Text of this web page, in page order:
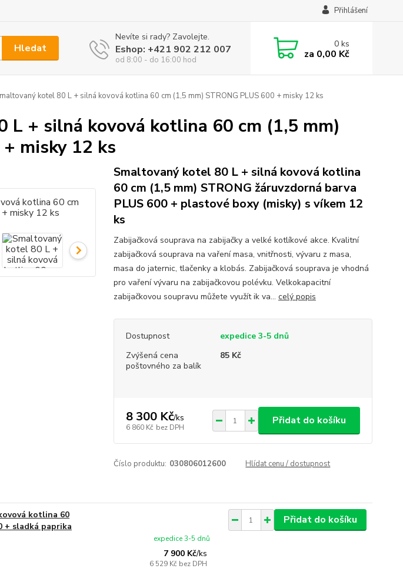
Přihlášení
Hledat
Nevíte si rady? Zavolejte.
Eshop: +421 902 212 007
od 8:00 - do 16:00 hod
0ks
za 0,00 Kč
kotel 80 L + silná kovová kotlina 60 cm (1,5 mm) STRONG PLUS 600 + misky 12 ks
L + silná kovová kotlina 60 cm (1,5 mm)
misky 12 ks
Smaltovaný kotel 80 L + silná kovová kotlina
60 cm (1,5 mm) STRONG žáruvzdorná barva
PLUS 600 + plastové boxy (misky) s víkem 12
ks
Zabijačková souprava na zabijačky a velké kotlíkové akce. Kvalitní
zabijačková souprava na vaření masa, vnitřnosti, vývaru z masa,
masa do jaternic, tlačenky a klobás. Zabijačková souprava je vhodná
pro vaření vývaru na zabijačkovou polévku. Velkokapacitní
zabijačkovou soupravu můžete využít ik va... celý popis
Dostupnost
expedice 3-5 dnů
Zvýšená cena
poštovného za balík
85 Kč
8 300 Kč/ks
6 860 Kč bez DPH
Přidat do košíku
Číslo produktu: 030806012600 Hlídat cenu / dostupnost
kotlina 60
+ sladká paprika
7 900 Kč/ks
6 529 Kč bez DPH
expedice 3-5 dnů
Přidat do košíku